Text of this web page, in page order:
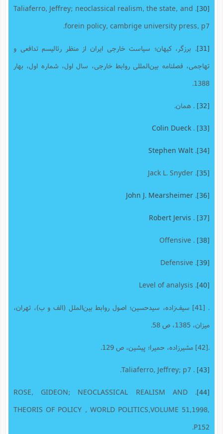
.
Taliaferro, Jeffrey; neoclassical realism, the state, and
forein policy, cambrige university press, p7.
. برزگر، کیهان؛ سیاست خارجی ایران از منظر رئالیسم تدافعی و
تهاجمی، فصلنامه بین‌المللی روابط خارجی، سال اول، شماره اول، بهار
1388.
. همان.
.
Colin Dueck
.
Stephen Walt
. Jack L. Snyder
.
John J. Mearsheimer
.
Robert Jervis
. Offensive
. Defensive
. Level of analysis
. [41] سیف‌زاده، سیدحسین؛ اصول روابط بین‌الملل (الف و ب)، تهران،
میزان، 1385، ص 58.
.[42] مشیرزاده، حمیرا؛ پیشین، ص 129.
. Taliaferro, Jeffrey; p7.
. ROSE, GIDEON; NEOCLASSICAL REALISM AND
THEORIS OF POLICY , WORLD POLITICS,VOLUME 51,1998,
P152.